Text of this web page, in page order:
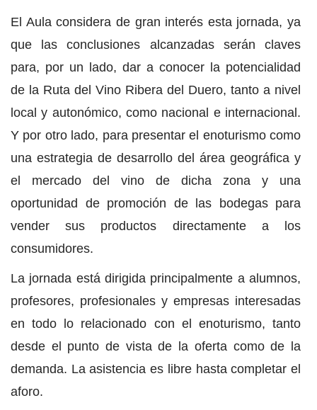
El Aula considera de gran interés esta jornada, ya
que las conclusiones alcanzadas serán claves
para, por un lado, dar a conocer la potencialidad
de la Ruta del Vino Ribera del Duero, tanto a nivel
local y autonómico, como nacional e internacional.
Y por otro lado, para presentar el enoturismo como
una estrategia de desarrollo del área geográfica y
el mercado del vino de dicha zona y una
oportunidad de promoción de las bodegas para
vender sus productos directamente a los
consumidores.
La jornada está dirigida principalmente a alumnos,
profesores, profesionales y empresas interesadas
en todo lo relacionado con el enoturismo, tanto
desde el punto de vista de la oferta como de la
demanda. La asistencia es libre hasta completar el
aforo.